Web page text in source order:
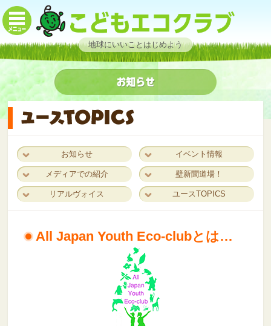
地球にいいことはじめよう
お知らせ イベント情報
メディアでの紹介 壁新聞道場！
リアルヴォイス ユースTOPICS
All Japan Youth Eco-clubとは…